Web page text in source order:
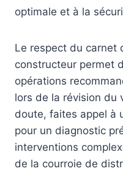
optimale et à la
Le respect du carnet
constructeur permet
opérations
lors de la révision du
doute, faites appel à
pour un diagnostic
interventions
de la courroie de